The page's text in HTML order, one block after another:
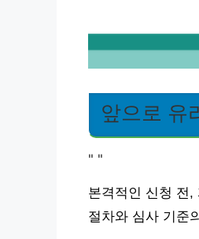
앞으로 유
" "
본격적인 신청 전,
절차와 심사 기준